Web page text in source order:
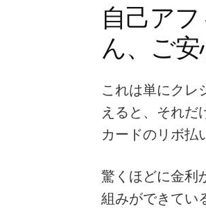
自己ア
ん、ご安
これは単にクレ
えると、それだ
カードのリボ払
驚くほどに金利
組みができてい